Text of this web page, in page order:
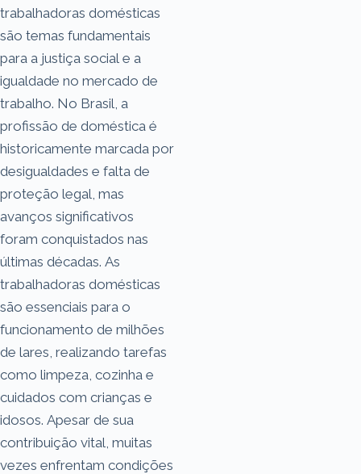
trabalhadoras domésticas
são temas fundamentais
para a justiça social e a
igualdade no mercado de
trabalho. No Brasil, a
profissão de doméstica é
historicamente marcada por
desigualdades e falta de
proteção legal, mas
avanços significativos
foram conquistados nas
últimas décadas. As
trabalhadoras domésticas
são essenciais para o
funcionamento de milhões
de lares, realizando tarefas
como limpeza, cozinha e
cuidados com crianças e
idosos. Apesar de sua
contribuição vital, muitas
vezes enfrentam condições